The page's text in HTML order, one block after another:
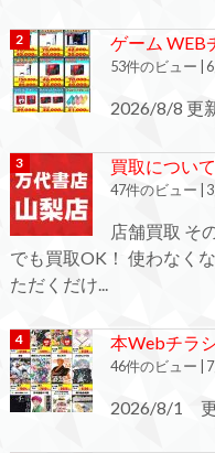
ゲーム WEB
53件のビュー
2026/8/8 更
買取について
47件のビュー
店舗買取 そ
でも買取OK！ 使わなく
ただくだけ...
本Webチラ
46件のビュー
2026/8/1